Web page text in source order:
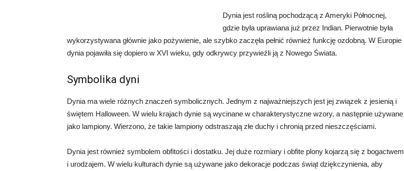
Dynia jest rośliną pochodzącą z Ameryki Północnej,
gdzie była uprawiana już przez Indian. Pierwotnie była
wykorzystywana głównie jako pożywienie, ale szybko zaczęła pełnić również funkcję ozdobną. W Europie
dynia pojawiła się dopiero w XVI wieku, gdy odkrywcy przywieźli ją z Nowego Świata.
Symbolika dyni
Dynia ma wiele różnych znaczeń symbolicznych. Jednym z najważniejszych jest jej związek z jesienią i
świętem Halloween. W wielu krajach dynie są wycinane w charakterystyczne wzory, a następnie używane
jako lampiony. Wierzono, że takie lampiony odstraszają złe duchy i chronią przed nieszczęściami.
Dynia jest również symbolem obfitości i dostatku. Jej duże rozmiary i obfite plony kojarzą się z bogactwem
i urodzajem. W wielu kulturach dynie są używane jako dekoracje podczas świąt dziękczynienia, aby